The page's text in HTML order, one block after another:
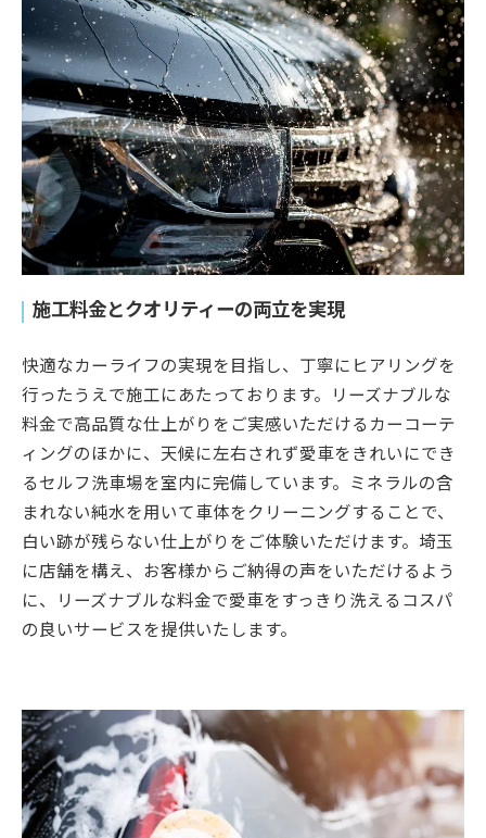
施工料金とクオリティーの両立を実現
快適なカーライフの実現を目指し、丁寧にヒアリングを
行ったうえで施工にあたっております。リーズナブルな
料金で高品質な仕上がりをご実感いただけるカーコーテ
ィングのほかに、天候に左右されず愛車をきれいにでき
るセルフ洗車場を室内に完備しています。ミネラルの含
まれない純水を用いて車体をクリーニングすることで、
白い跡が残らない仕上がりをご体験いただけます。埼玉
に店舗を構え、お客様からご納得の声をいただけるよう
に、リーズナブルな料金で愛車をすっきり洗えるコスパ
の良いサービスを提供いたします。